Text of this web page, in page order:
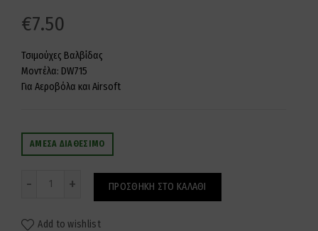
€7.50
Τσιμούχες Βαλβίδας
Μοντέλα: DW715
Για Αεροβόλα και Airsoft
ΆΜΕΣΑ ΔΙΑΘΈΣΙΜΟ
ΠΡΟΣΘΉΚΗ ΣΤΟ ΚΑΛΆΘΙ
Add to wishlist